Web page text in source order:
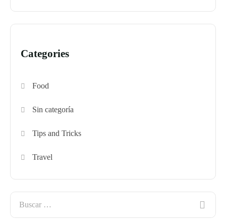
Categories
Food
Sin categoría
Tips and Tricks
Travel